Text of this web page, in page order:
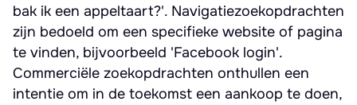
bak ik een appeltaart?'. Navigatiezoekopdrachten
zijn bedoeld om een specifieke website of pagina
te vinden, bijvoorbeeld 'Facebook login'.
Commerciële zoekopdrachten onthullen een
intentie om in de toekomst een aankoop te doen,